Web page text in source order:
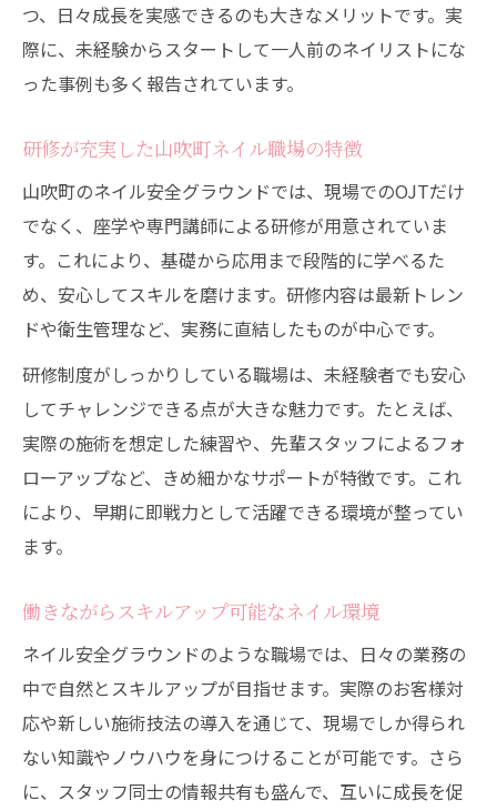
つ、日々成長を実感できるのも大きなメリットです。実
際に、未経験からスタートして一人前のネイリストにな
った事例も多く報告されています。
研修が充実した山吹町ネイル職場の特徴
山吹町のネイル安全グラウンドでは、現場でのOJTだけ
でなく、座学や専門講師による研修が用意されていま
す。これにより、基礎から応用まで段階的に学べるた
め、安心してスキルを磨けます。研修内容は最新トレン
ドや衛生管理など、実務に直結したものが中心です。
研修制度がしっかりしている職場は、未経験者でも安心
してチャレンジできる点が大きな魅力です。たとえば、
実際の施術を想定した練習や、先輩スタッフによるフォ
ローアップなど、きめ細かなサポートが特徴です。これ
により、早期に即戦力として活躍できる環境が整ってい
ます。
働きながらスキルアップ可能なネイル環境
ネイル安全グラウンドのような職場では、日々の業務の
中で自然とスキルアップが目指せます。実際のお客様対
応や新しい施術技法の導入を通じて、現場でしか得られ
ない知識やノウハウを身につけることが可能です。さら
に、スタッフ同士の情報共有も盛んで、互いに成長を促